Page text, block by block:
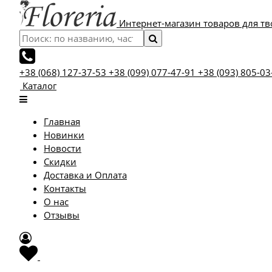
Интернет-магазин товаров для
+38 (068) 127-37-53 +38 (099) 077-47-91 +38 (093) 805-
Каталог
Главная
Новинки
Новости
Скидки
Доставка и Оплата
Контакты
О нас
Отзывы